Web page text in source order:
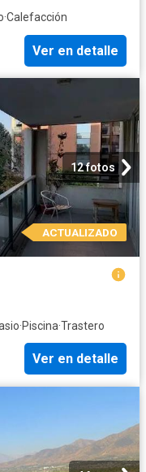
·Calefacción
Ver en detalle
12 fotos
ACTUALIZADO
·Piscina·Trastero
Ver en detalle